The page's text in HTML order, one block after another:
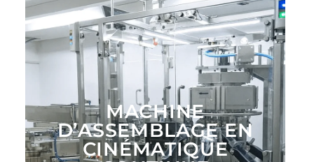
MACHINE
D’ASSEMBLAGE EN
CINÉMATIQUE